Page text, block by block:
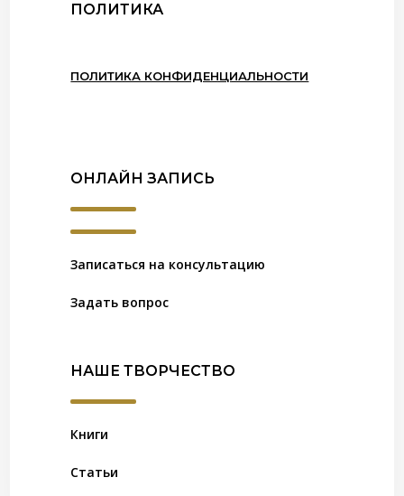
ПОЛИТИКА
ПОЛИТИКА КОНФИДЕНЦИАЛЬНОСТИ
ОНЛАЙН ЗАПИСЬ
Записаться на консультацию
Задать вопрос
НАШЕ ТВОРЧЕСТВО
Книги
Статьи